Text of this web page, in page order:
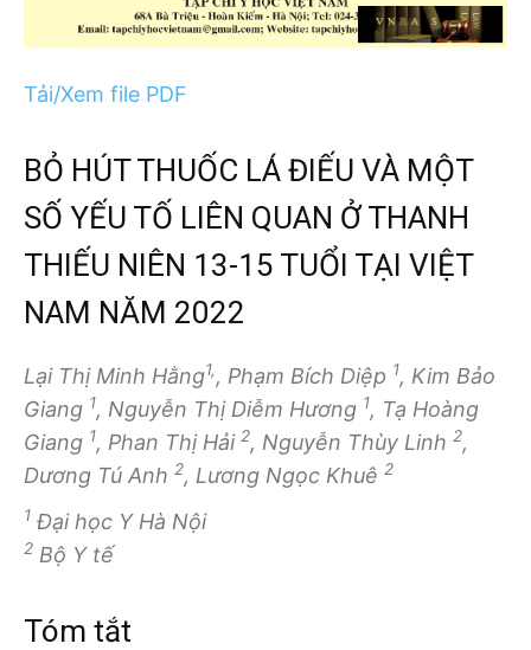
Tải/Xem file PDF
BỎ HÚT THUỐC LÁ ĐIẾU VÀ MỘT
SỐ YẾU TỐ LIÊN QUAN Ở THANH
THIẾU NIÊN 13-15 TUỔI TẠI VIỆT
NAM NĂM 2022
Lại Thị Minh Hằng1,, Phạm Bích Diệp 1, Kim Bảo
Giang 1, Nguyễn Thị Diễm Hương 1, Tạ Hoàng
Giang 1, Phan Thị Hải 2, Nguyễn Thùy Linh 2,
Dương Tú Anh 2, Lương Ngọc Khuê 2
1 Đại học Y Hà Nội
2 Bộ Y tế
Tóm tắt